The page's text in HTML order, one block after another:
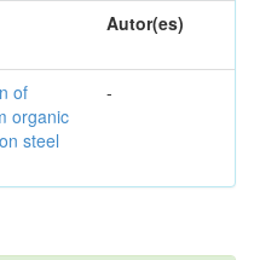
Autor(es)
of
organic
steel
-